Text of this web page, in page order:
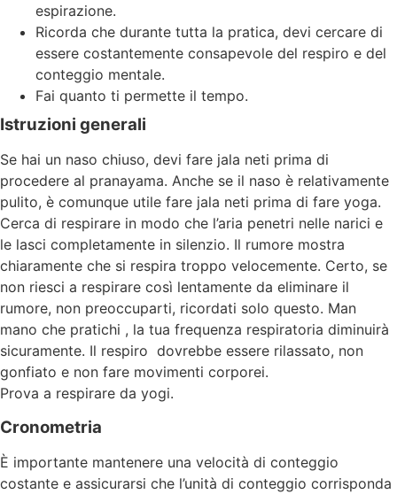
espirazione.
Ricorda che durante tutta la pratica, devi cercare di
essere costantemente consapevole del respiro e del
conteggio mentale.
Fai quanto ti permette il tempo.
Istruzioni generali
Se hai un naso chiuso, devi fare jala neti prima di
procedere al pranayama. Anche se il naso è relativamente
pulito, è comunque utile fare jala neti prima di fare yoga.
Cerca di respirare in modo che l’aria penetri nelle narici e
le lasci completamente in silenzio. Il rumore mostra
chiaramente che si respira troppo velocemente. Certo, se
non riesci a respirare così lentamente da eliminare il
rumore, non preoccuparti, ricordati solo questo. Man
mano che pratichi , la tua frequenza respiratoria diminuirà
sicuramente. Il respiro dovrebbe essere rilassato, non
gonfiato e non fare movimenti corporei.
Prova a respirare da yogi.
Cronometria
È importante mantenere una velocità di conteggio
costante e assicurarsi che l’unità di conteggio corrisponda